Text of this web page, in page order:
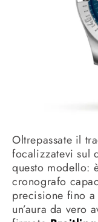
Oltrepassate il
focalizzatevi sul
questo modello:
cronografo
precisione fino
un’aura da vero